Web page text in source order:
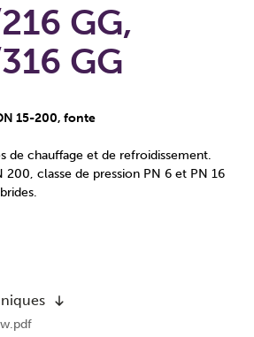
GG,
GG
15-200, fonte
de chauffage et de refroidissement.
200, classe de pression PN 6 et PN 16